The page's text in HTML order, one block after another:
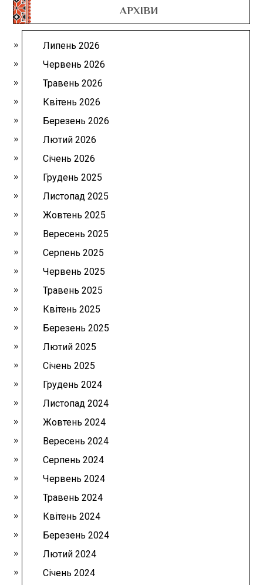
АРХІВИ
Липень 2026
Червень 2026
Травень 2026
Квітень 2026
Березень 2026
Лютий 2026
Січень 2026
Грудень 2025
Листопад 2025
Жовтень 2025
Вересень 2025
Серпень 2025
Червень 2025
Травень 2025
Квітень 2025
Березень 2025
Лютий 2025
Січень 2025
Грудень 2024
Листопад 2024
Жовтень 2024
Вересень 2024
Серпень 2024
Червень 2024
Травень 2024
Квітень 2024
Березень 2024
Лютий 2024
Січень 2024